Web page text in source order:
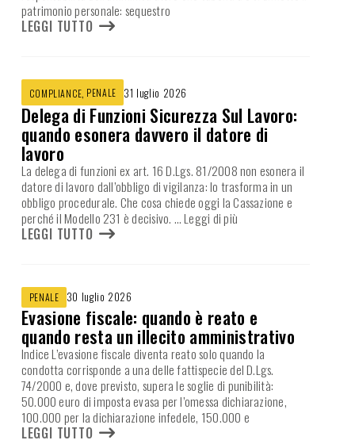
patrimonio personale: sequestro
LEGGI TUTTO
COMPLIANCE, PENALE 31 luglio 2026
Delega di Funzioni Sicurezza Sul Lavoro:
quando esonera davvero il datore di
lavoro
La delega di funzioni ex art. 16 D.Lgs. 81/2008 non esonera il
datore di lavoro dall’obbligo di vigilanza: lo trasforma in un
obbligo procedurale. Che cosa chiede oggi la Cassazione e
perché il Modello 231 è decisivo. … Leggi di più
LEGGI TUTTO
PENALE 30 luglio 2026
Evasione fiscale: quando è reato e
quando resta un illecito amministrativo
Indice L’evasione fiscale diventa reato solo quando la
condotta corrisponde a una delle fattispecie del D.Lgs.
74/2000 e, dove previsto, supera le soglie di punibilità:
50.000 euro di imposta evasa per l’omessa dichiarazione,
100.000 per la dichiarazione infedele, 150.000 e
LEGGI TUTTO